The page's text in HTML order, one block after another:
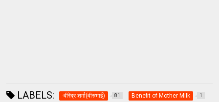
LABELS: -वीरेंद्र शर्मा(वीरुभाई) 81 Benefit of Mother Milk 1